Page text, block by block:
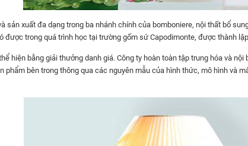
sản xuất đa dạng trong ba nhánh chính của bomboniere, nội thất bổ
được trong quá trình học tại trường gốm sứ Capodimonte, được thành
hiện bằng giải thưởng danh giá. Công ty hoàn toàn tập trung hóa và
phẩm bên trong thông qua các nguyên mẫu của hình thức, mô hình và